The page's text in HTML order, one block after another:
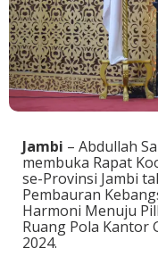
Jambi – Abdullah
membuka Rapat
se-Provinsi Jambi
Pembauran
Harmoni Menuju
Ruang Pola Kantor
2024.